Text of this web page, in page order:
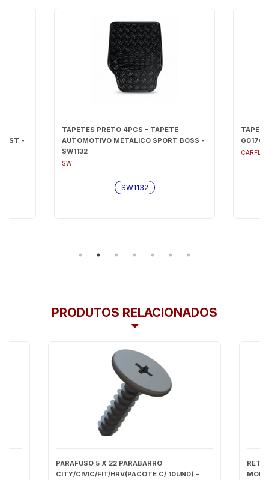
-
TAPETES PRETO 4PCS - TAPETE
AUTOMOTIVO METALICO SPORT BOSS -
SW1132
SW
SW1132
G0170
PRODUTOS RELACIONADOS
PARAFUSO 5 X 22 PARABARRO
CITY/CIVIC/FIT/HRV(PACOTE C/ 10UND) -